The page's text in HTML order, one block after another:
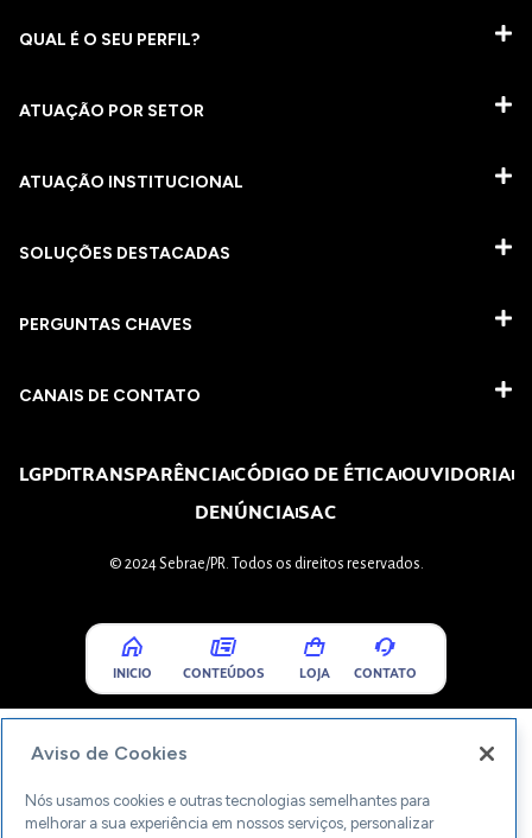
QUAL É O SEU PERFIL?
ATUAÇÃO POR SETOR
ATUAÇÃO INSTITUCIONAL
SOLUÇÕES DESTACADAS
PERGUNTAS CHAVES​
CANAIS DE CONTATO
LGPDTRANSPARÊNCIACÓDIGO DE ÉTICAOUVIDORIA
DENÚNCIASAC
© 2024 Sebrae/PR. Todos os direitos reservados.
INICIO CONTEÚDOS LOJA CONTATO
Aviso de Cookies
Nós usamos cookies e outras tecnologias semelhantes para
melhorar a sua experiência em nossos serviços, personalizar